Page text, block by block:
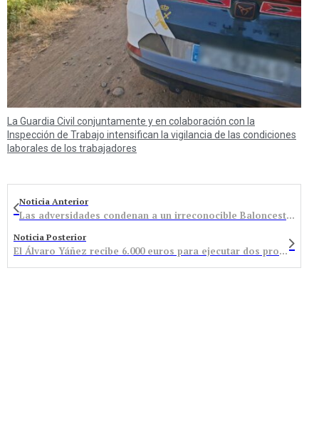
La Guardia Civil conjuntamente y en colaboración con la
Inspección de Trabajo intensifican la vigilancia de las condiciones
laborales de los trabajadores
Noticia Anterior
Las adversidades condenan a un irreconocible Baloncesto Bembibre
Noticia Posterior
El Álvaro Yáñez recibe 6.000 euros para ejecutar dos proyectos del programa ‘Aula Empresa’